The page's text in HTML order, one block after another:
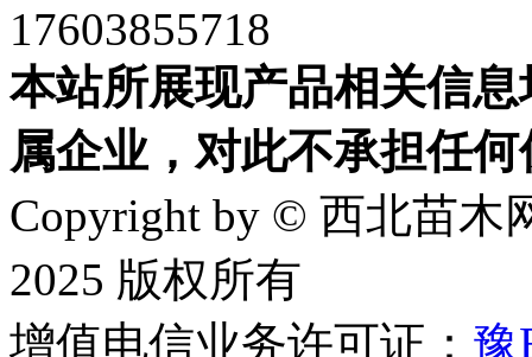
17603855718
本站所展现产品相关信
属企业，对此不承担任
Copyright by © 西北苗木
2025 版权所有
增值电信业务许可证： 豫